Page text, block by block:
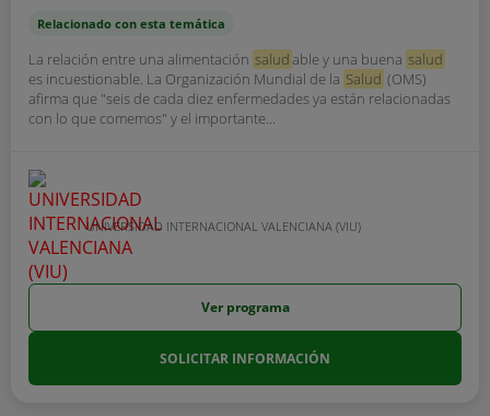
Relacionado con esta temática
La relación entre una alimentación saludable y una buena salud
es incuestionable. La Organización Mundial de la Salud (OMS)
afirma que "seis de cada diez enfermedades ya están relacionadas
con lo que comemos" y el importante...
UNIVERSIDAD INTERNACIONAL VALENCIANA (VIU)
Ver programa
SOLICITAR INFORMACIÓN